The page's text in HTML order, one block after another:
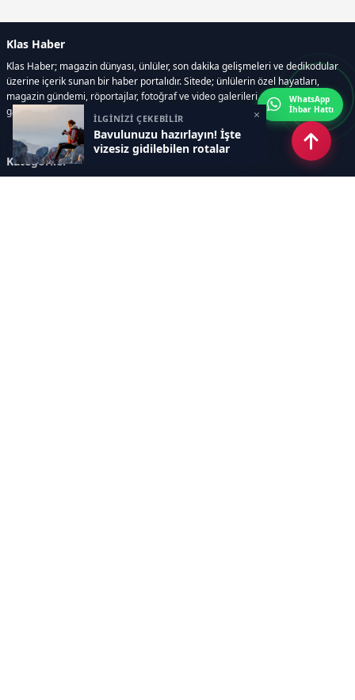
İLGİNİZİ ÇEKEBİLİR
Bavulunuzu hazırlayın! İşte
vizesiz gidilebilen rotalar
×
Klas Haber
Klas Haber; magazin dünyası, ünlüler, son dakika gelişmeleri ve dedikodular
üzerine içerik sunan bir haber portalıdır. Sitede; ünlülerin özel hayatları,
magazin gündemi, röportajlar, fotoğraf ve video galerileri, resmi ilanlar, e-
gazete gibi geniş bir içerik yelpazesi bulunur.
Kategoriler
WhatsApp
İhbar Hattı